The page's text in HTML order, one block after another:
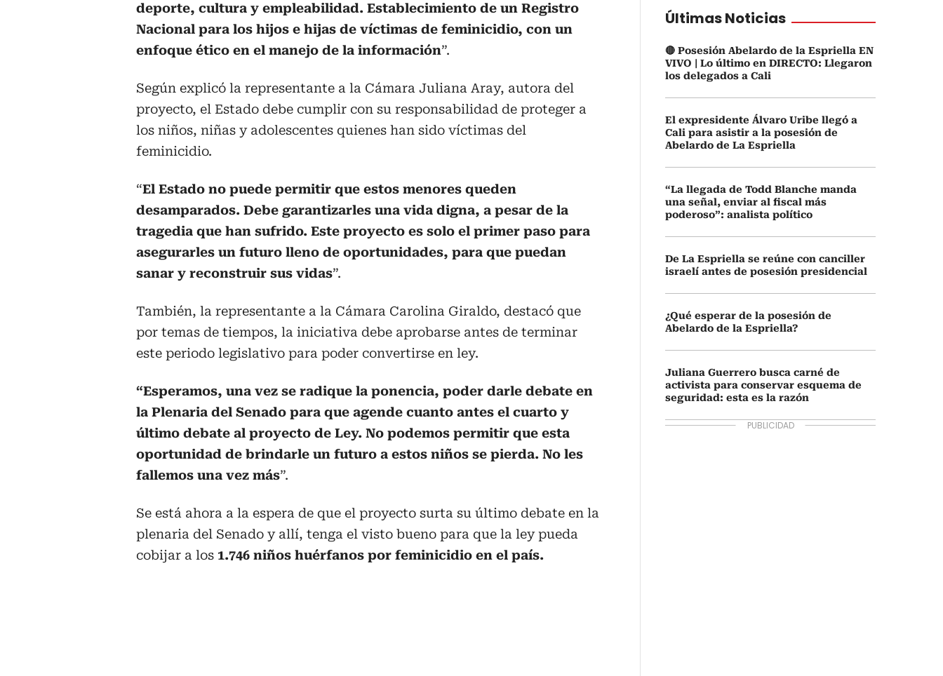
deporte, cultura y empleabilidad. Establecimiento de un Registro
Nacional para los hijos e hijas de víctimas de feminicidio, con un
enfoque ético en el manejo de la información”.
Según explicó la representante a la Cámara Juliana Aray, autora del
proyecto, el Estado debe cumplir con su responsabilidad de proteger a
los niños, niñas y adolescentes quienes han sido víctimas del
feminicidio.
“El Estado no puede permitir que estos menores queden
desamparados. Debe garantizarles una vida digna, a pesar de la
tragedia que han sufrido. Este proyecto es solo el primer paso para
asegurarles un futuro lleno de oportunidades, para que puedan
sanar y reconstruir sus vidas”.
También, la representante a la Cámara Carolina Giraldo, destacó que
por temas de tiempos, la iniciativa debe aprobarse antes de terminar
este periodo legislativo para poder convertirse en ley.
“Esperamos, una vez se radique la ponencia, poder darle debate en
la Plenaria del Senado para que agende cuanto antes el cuarto y
último debate al proyecto de Ley. No podemos permitir que esta
oportunidad de brindarle un futuro a estos niños se pierda. No les
fallemos una vez más”.
Se está ahora a la espera de que el proyecto surta su último debate en la
plenaria del Senado y allí, tenga el visto bueno para que la ley pueda
cobijar a los 1.746 niños huérfanos por feminicidio en el país.
Últimas Noticias
🔴 Posesión Abelardo de la Espriella EN
VIVO | Lo último en DIRECTO: Llegaron
los delegados a Cali
El expresidente Álvaro Uribe llegó a
Cali para asistir a la posesión de
Abelardo de La Espriella
“La llegada de Todd Blanche manda
una señal, enviar al fiscal más
poderoso”: analista político
De La Espriella se reúne con canciller
israelí antes de posesión presidencial
¿Qué esperar de la posesión de
Abelardo de la Espriella?
Juliana Guerrero busca carné de
activista para conservar esquema de
seguridad: esta es la razón